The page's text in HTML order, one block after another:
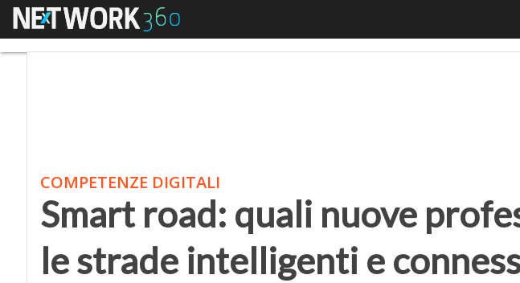
Menu
COMPETENZE DIGITALI
Smart road: quali nuove
le strade intelligenti e